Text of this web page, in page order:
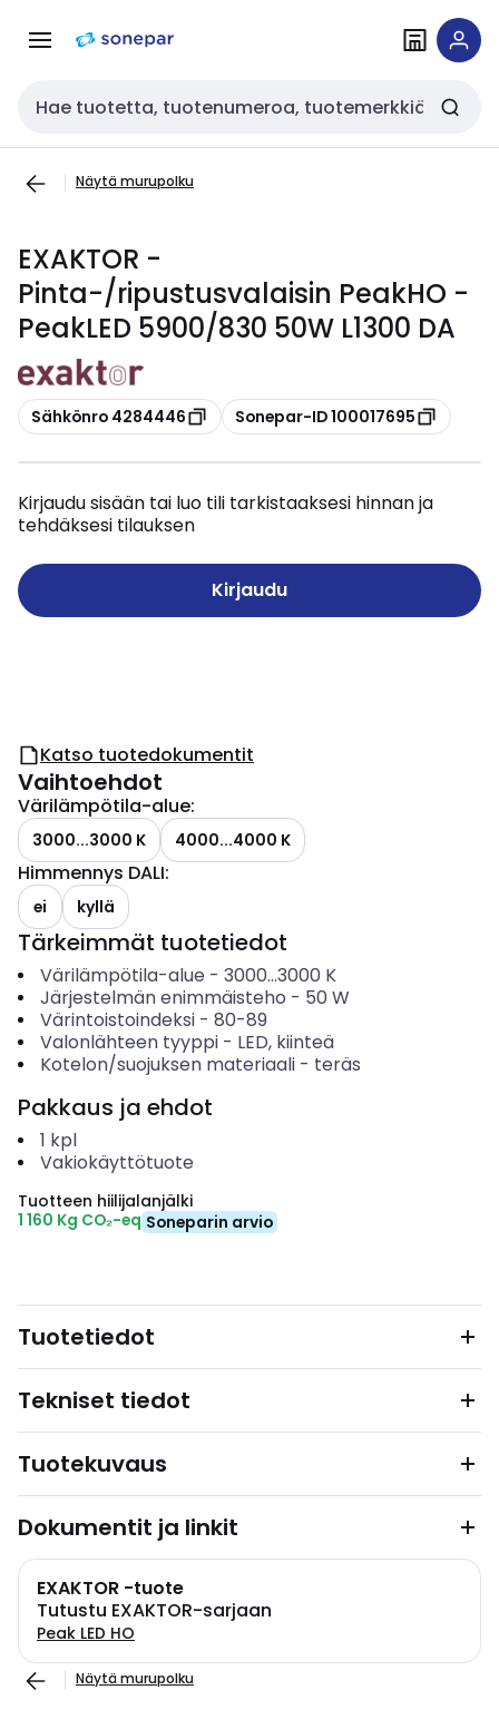
navigointiinsisältöön
Haku
Näytä murupolku
EXAKTOR -
Pinta-/ripustusvalaisin PeakHO -
PeakLED 5900/830 50W L1300 DA
Kopioi
Sähkönro 4284446 Kopioi
Sonepar-ID 100017695
Kirjaudu sisään tai luo tili tarkistaaksesi hinnan ja
tehdäksesi tilauksen
Kirjaudu
Katso tuotedokumentit
Vaihtoehdot
Värilämpötila-alue:
3000...3000 K 4000...4000 K
Himmennys DALI:
ei kyllä
Tärkeimmät tuotetiedot
Värilämpötila-alue - 3000...3000 K
Järjestelmän enimmäisteho - 50 W
Värintoistoindeksi- 80-89
Valonlähteen tyyppi- LED, kiinteä
Kotelon/suojuksen materiaali- teräs
Pakkaus ja ehdot
1 kpl
Vakiokäyttötuote
Tuotteen hiilijalanjälki
1 160 Kg CO₂-eq Soneparin arvio
Tuotetiedot
Tekniset tiedot
Tuotekuvaus
Dokumentit ja linkit
EXAKTOR -tuote
Tutustu EXAKTOR-sarjaan
Peak LED HO
Näytä murupolku